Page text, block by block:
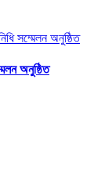
অনুষ্ঠিত